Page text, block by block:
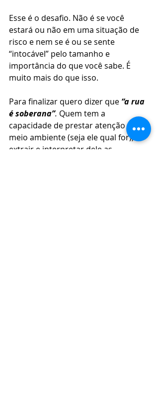
Esse é o desafio. Não é se você
estará ou não em uma situação de
risco e nem se é ou se sente
“intocável” pelo tamanho e
importância do que você sabe. É
muito mais do que isso.
Para finalizar quero dizer que “a rua
é soberana”. Quem tem a
capacidade de prestar atenção ao
meio ambiente (seja ele qual for),
extrair e interpretar dele as